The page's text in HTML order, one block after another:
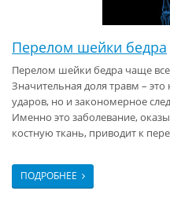
Перелом шейки бедра
Перелом шейки бедра чаще
Значительная доля травм – это
ударов, но и закономерное
Именно это заболевание,
костную ткань, приводит к
ПОДРОБНЕЕ